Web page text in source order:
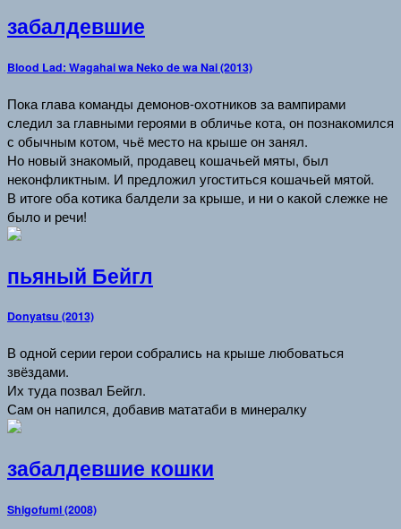
забалдевшие
Blood Lad: Wagahai wa Neko de wa Nai (2013)
Пока глава команды демонов-охотников за вампирами
следил за главными героями в обличье кота, он познакомился
с обычным котом, чьё место на крыше он занял.
Но новый знакомый, продавец кошачьей мяты, был
неконфликтным. И предложил угоститься кошачьей мятой.
В итоге оба котика балдели за крыше, и ни о какой слежке не
было и речи!
пьяный Бейгл
Donyatsu (2013)
В одной серии герои собрались на крыше любоваться
звёздами.
Их туда позвал Бейгл.
Сам он напился, добавив мататаби в минералку
забалдевшие кошки
Shigofumi (2008)